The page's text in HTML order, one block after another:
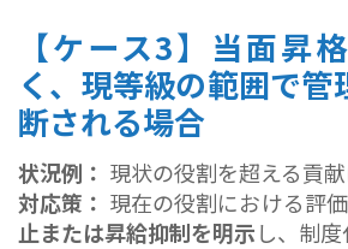
【ケース3】当面昇
く、現等級の範囲で管
断される場合
状況例： 現状の役割を超える貢
対応策： 現在の役割における評価
止または昇給抑制を明示し、制